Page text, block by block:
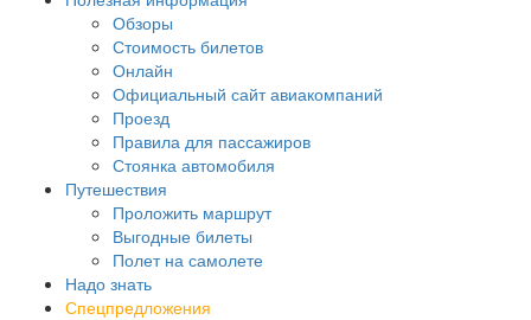
Обзоры
Стоимость билетов
Онлайн
Официальный сайт авиакомпаний
Проезд
Правила для пассажиров
Стоянка автомобиля
Путешествия
Проложить маршрут
Выгодные билеты
Полет на самолете
Надо знать
Спецпредложения